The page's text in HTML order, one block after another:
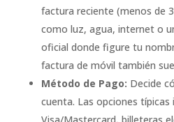
factura reciente (menos de
como luz, agua, internet o
oficial donde figure tu
factura de móvil también
Método de Pago: Decide
cuenta. Las opciones